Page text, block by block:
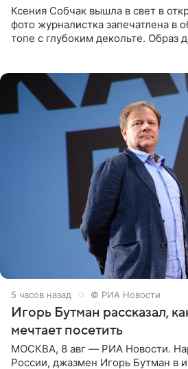
Ксения Собчак вышла в свет в
фото журналистка запечатлена в
топе с глубоким декольте. Образ
5 часов назад © РИА Новости
Игорь Бутман рассказал,
мечтает посетить
МОСКВА, 8 авг — РИА Новости.
России, джазмен Игорь Бутман в